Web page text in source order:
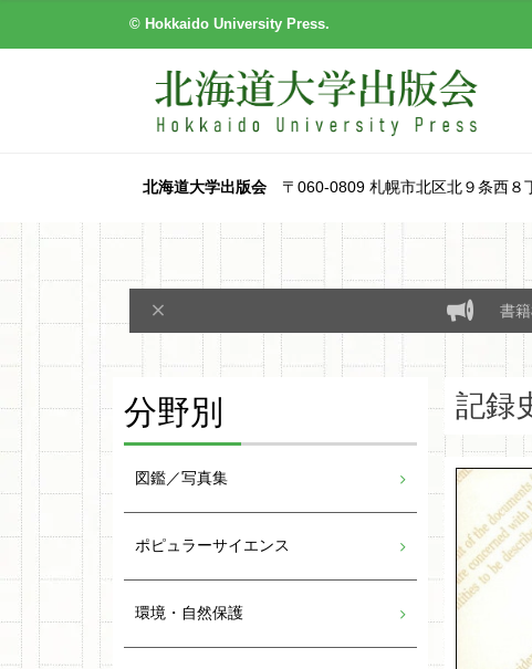
© Hokkaido University Press.
北海道大学出版会〒060-0809 札幌市北区北９条西
書籍
記録
分野別
図鑑／写真集
ポピュラーサイエンス
環境・自然保護